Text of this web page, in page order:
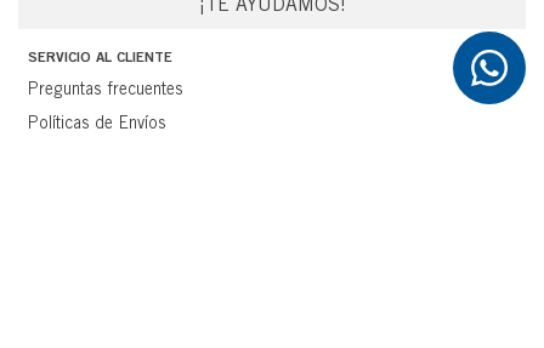
SERVICIO AL CLIENTE
Preguntas frecuentes
Políticas de Envíos